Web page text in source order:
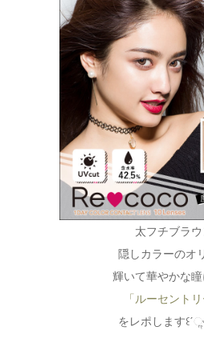
太フチブラウ
隠しカラーのオ
輝いて華やかな
「ルーセントリ
をレポします